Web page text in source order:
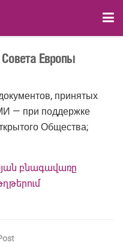
Европы
принятых
— при поддержке
Общества;
բնագավառը